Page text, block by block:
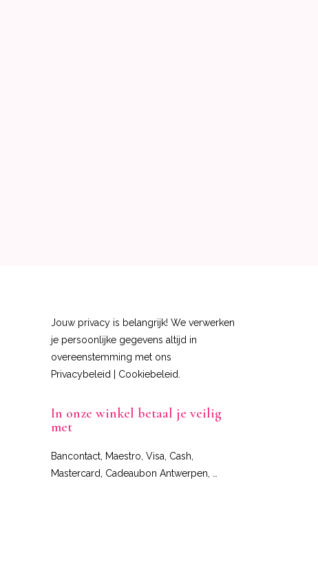
Jouw privacy is belangrijk! We verwerken
je persoonlijke gegevens altijd in
overeenstemming met ons
Privacybeleid
Cookiebeleid
In onze winkel betaal je veilig
met
Bancontact, Maestro, Visa, Cash,
Mastercard, Cadeaubon Antwerpen, …